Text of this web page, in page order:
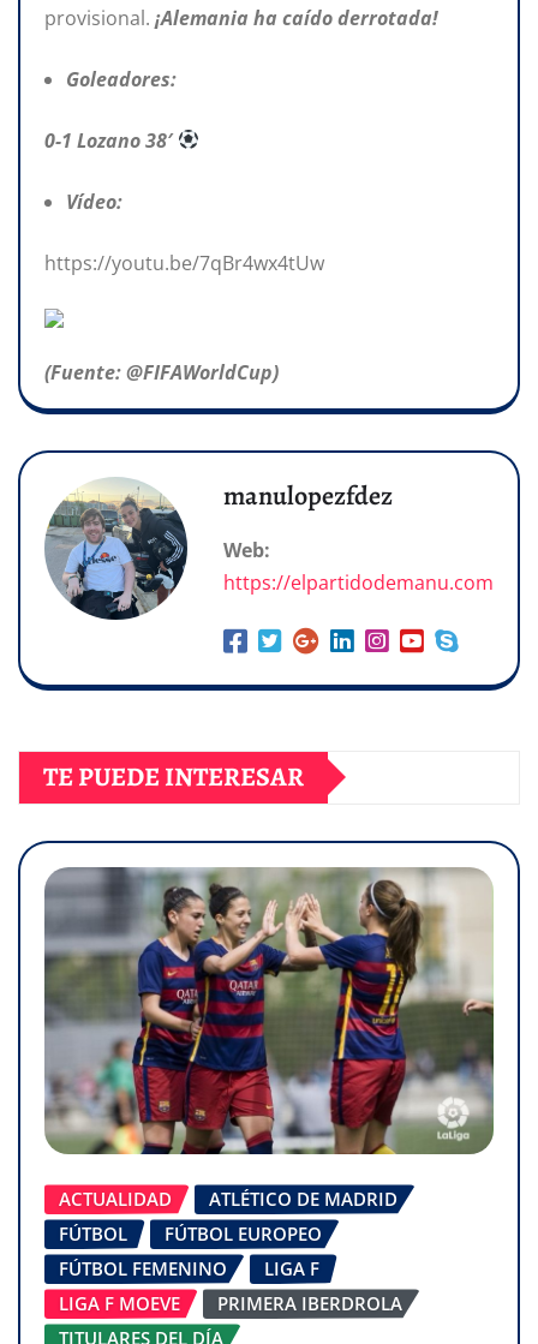
provisional. ¡Alemania ha caído derrotada!
Goleadores:
0-1 Lozano 38′
Vídeo:
https://youtu.be/7qBr4wx4tUw
(Fuente: @FIFAWorldCup)
manulopezfdez
Web:
https://elpartidodemanu.com
TE PUEDE INTERESAR
ACTUALIDAD
ATLÉTICO DE MADRID
FÚTBOL
FÚTBOL EUROPEO
FÚTBOL FEMENINO
LIGA F
LIGA F MOEVE
PRIMERA IBERDROLA
TITULARES DEL DÍA